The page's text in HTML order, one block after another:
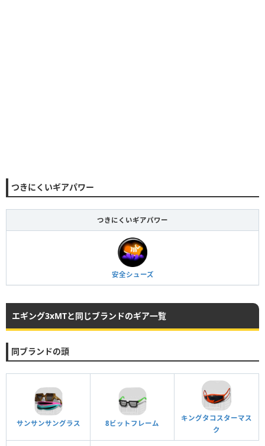
つきにくいギアパワー
つきにくいギアパワー
安全シューズ
エギング3xMTと同じブランドのギア一覧
同ブランドの頭
サンサンサングラス 8ビットフレーム
キングタコスターマス
ク